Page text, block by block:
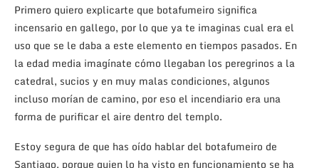
Primero quiero explicarte que botafumeiro significa
incensario en gallego, por lo que ya te imaginas cual era el
uso que se le daba a este elemento en tiempos pasados. En
la edad media imagínate cómo llegaban los peregrinos a la
catedral, sucios y en muy malas condiciones, algunos
incluso morían de camino, por eso el incendiario era una
forma de purificar el aire dentro del templo.
Estoy segura de que has oído hablar del botafumeiro de
Santiago, porque quien lo ha visto en funcionamiento se ha